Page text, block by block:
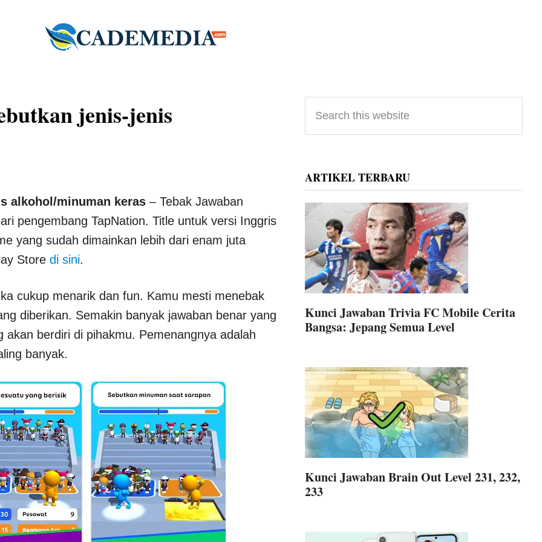
jenis-jenis
alkohol/minuman keras – Tebak Jawaban
pengembang TapNation. Title untuk versi Inggris
yang sudah dimainkan lebih dari enam juta
Store di sini.
cukup menarik dan fun. Kamu mesti menebak
diberikan. Semakin banyak jawaban benar yang
berdiri di pihakmu. Pemenangnya adalah
banyak.
Primary
Sidebar
this
website
ARTIKEL TERBARU
Kunci Jawaban Trivia FC Mobile Cerita
Bangsa: Jepang Semua Level
Kunci Jawaban Brain Out Level 231, 232,
233